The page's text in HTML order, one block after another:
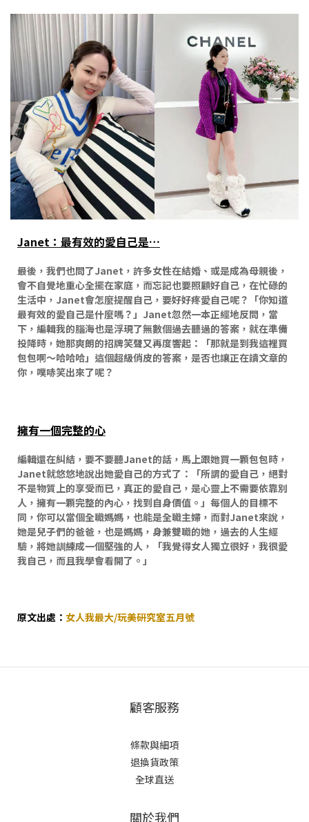
Janet：最有效的愛自己是…
最後，我們也問了Janet，許多女性在結婚、或是成為母親後，
會不自覺地重心全擺在家庭，而忘記也要照顧好自己，在忙碌的
生活中，Janet會怎麼提醒自己，要好好疼愛自己呢？「你知道
最有效的愛自己是什麼嗎？」Janet忽然一本正經地反問，當
下，編輯我的腦海也是浮現了無數個過去聽過的答案，就在準備
投降時，她那爽朗的招牌笑聲又再度響起：「那就是到我這裡買
包包啊～哈哈哈」這個超級俏皮的答案，是否也讓正在讀文章的
你，噗哧笑出來了呢？
擁有一個完整的心
編輯還在糾結，要不要聽Janet的話，馬上跟她買一顆包包時，
Janet就悠悠地說出她愛自己的方式了：「所謂的愛自己，絕對
不是物質上的享受而已，真正的愛自己，是心靈上不需要依靠別
人，擁有一顆完整的內心，找到自身價值。」每個人的目標不
同，你可以當個全職媽媽，也能是全職主婦，而對Janet來說，
她是兒子們的爸爸，也是媽媽，身兼雙職的她，過去的人生經
驗，將她訓練成一個堅強的人，「我覺得女人獨立很好，我很愛
我自己，而且我學會看開了。」
原文出處： 女人我最大/玩美研究室五月號
顧客服務
條款與細項
退換貨政策
全球直送
關於我們